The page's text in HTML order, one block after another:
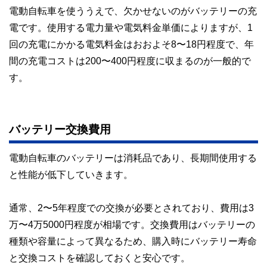
電動自転車を使ううえで、欠かせないのがバッテリーの充
電です。使用する電力量や電気料金単価によりますが、1
回の充電にかかる電気料金はおおよそ8〜18円程度で、年
間の充電コストは200〜400円程度に収まるのが一般的で
す。
バッテリー交換費用
電動自転車のバッテリーは消耗品であり、長期間使用する
と性能が低下していきます。
通常、2〜5年程度での交換が必要とされており、費用は3
万〜4万5000円程度が相場です。交換費用はバッテリーの
種類や容量によって異なるため、購入時にバッテリー寿命
と交換コストを確認しておくと安心です。